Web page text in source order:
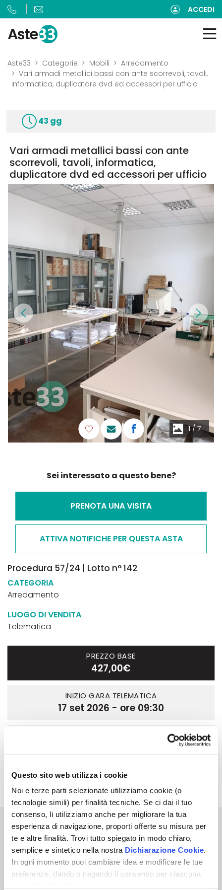
Questo sito web utilizza i cookie
Noi e terze parti selezionate utilizziamo cookie (o
tecnologie simili) per finalità tecniche. Se ci dai il tuo
consenso, li utilizziamo anche per migliorare la tua
esperienza di navigazione, proporti offerte su misura per
te e altre finalità. Trovi tutto spiegato in modo chiaro,
semplice e sintetico nella nostra Dichiarazione Cookie.
In ogni momento puoi cambiare idea e modificare le tue
preferenze, dando o negando il consenso per ciascuna
ACCEDI
Aste33 Categorie Mobili
Arredamento
Vari armadi metallici bassi con ante scorrevoli, tavoli,
informatica, duplicatore dvd ed accessori per ufficio
43 gg
Vari armadi metallici bassi con ante
scorrevoli, tavoli, informatica,
duplicatore dvd ed accessori per ufficio
1/7
Sei interessato a questo bene?
PRENOTA UNA VISITA
ATTIVA NOTIFICHE PER QUESTA ASTA
Procedura 57/24 | Lotto n° 142
CATEGORIA
Arredamento
LUOGO DI VENDITA
Telematica
PREZZO BASE
427,00€
INIZIO GARA TELEMATICA
17 set 2026 - ore 09:30
Avviso di Vendita Pdf | 0.47 MB
Prezzo base427,00€
Per partecipare a questa Asta Telematica
devi eseguire il login.